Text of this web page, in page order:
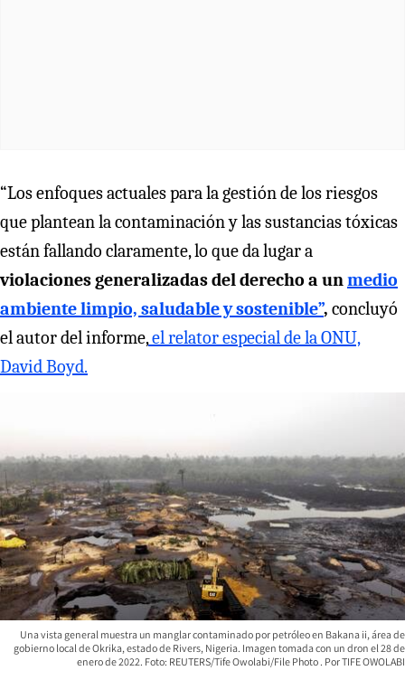
“Los enfoques actuales para la gestión de los riesgos
que plantean la contaminación y las sustancias tóxicas
están fallando claramente, lo que da lugar a
violaciones generalizadas del derecho a unmedio
ambiente limpio, saludable y sostenible”, concluyó
el autor del informe,el relator especial de la ONU,
David Boyd.
Una vista general muestra un manglar contaminado por petróleo en Bakana ii, área de
gobierno local de Okrika, estado de Rivers, Nigeria. Imagen tomada con un dron el 28 de
enero de 2022. Foto: REUTERS/Tife Owolabi/File Photo
TIFE OWOLABI